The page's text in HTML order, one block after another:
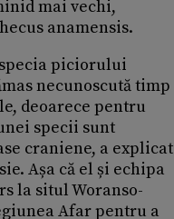
mai vechi,
anamensis.
piciorului
necunoscută timp
deoarece pentru
specii sunt
craniene, a explicat
Așa că el și echipa
la situl Woranso-
Afar pentru a